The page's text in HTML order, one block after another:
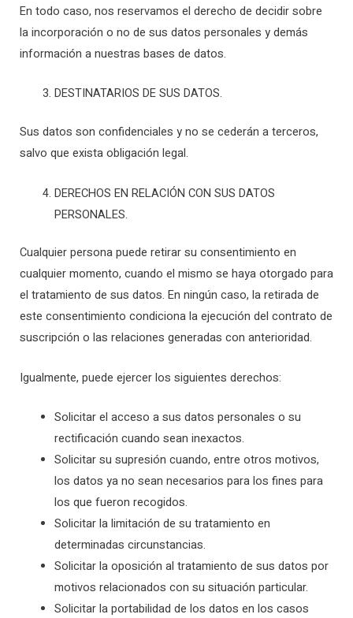
En todo caso, nos reservamos el derecho de decidir sobre
la incorporación o no de sus datos personales y demás
información a nuestras bases de datos.
DESTINATARIOS DE SUS DATOS.
Sus datos son confidenciales y no se cederán a terceros,
salvo que exista obligación legal.
DERECHOS EN RELACIÓN CON SUS DATOS
PERSONALES.
Cualquier persona puede retirar su consentimiento en
cualquier momento, cuando el mismo se haya otorgado para
el tratamiento de sus datos. En ningún caso, la retirada de
este consentimiento condiciona la ejecución del contrato de
suscripción o las relaciones generadas con anterioridad.
Igualmente, puede ejercer los siguientes derechos:
Solicitar el acceso a sus datos personales o su
rectificación cuando sean inexactos.
Solicitar su supresión cuando, entre otros motivos,
los datos ya no sean necesarios para los fines para
los que fueron recogidos.
Solicitar la limitación de su tratamiento en
determinadas circunstancias.
Solicitar la oposición al tratamiento de sus datos por
motivos relacionados con su situación particular.
Solicitar la portabilidad de los datos en los casos